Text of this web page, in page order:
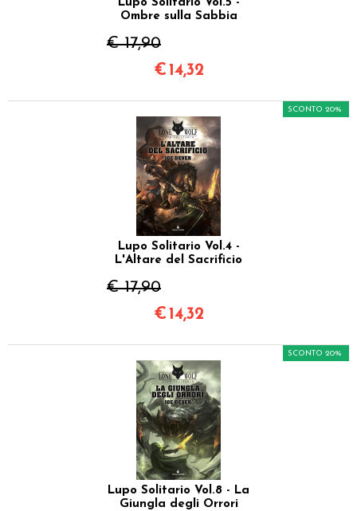
Lupo Solitario Vol.5 -
Ombre sulla Sabbia
€ 17,90
€ 14,32
Lupo Solitario Vol.4 -
L'Altare del Sacrificio
€ 17,90
SCONTO 20%
€ 14,32
Lupo Solitario Vol.8 - La
Giungla degli Orrori
SCONTO 20%